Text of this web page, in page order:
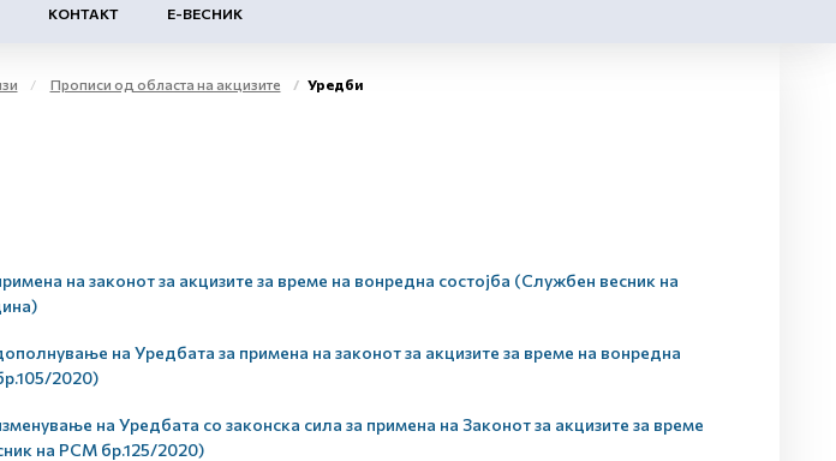
КОНТАКТ Е-ВЕСНИК
Прописи од областа на акцизите Уредби
на законот за акцизите за време на вонредна состојба (Службен весник на
на Уредбата за примена на законот за акцизите за време на вонредна
2020)
на Уредбата со законска сила за примена на Законот за акцизите за време
на РСМ бр.125/2020)